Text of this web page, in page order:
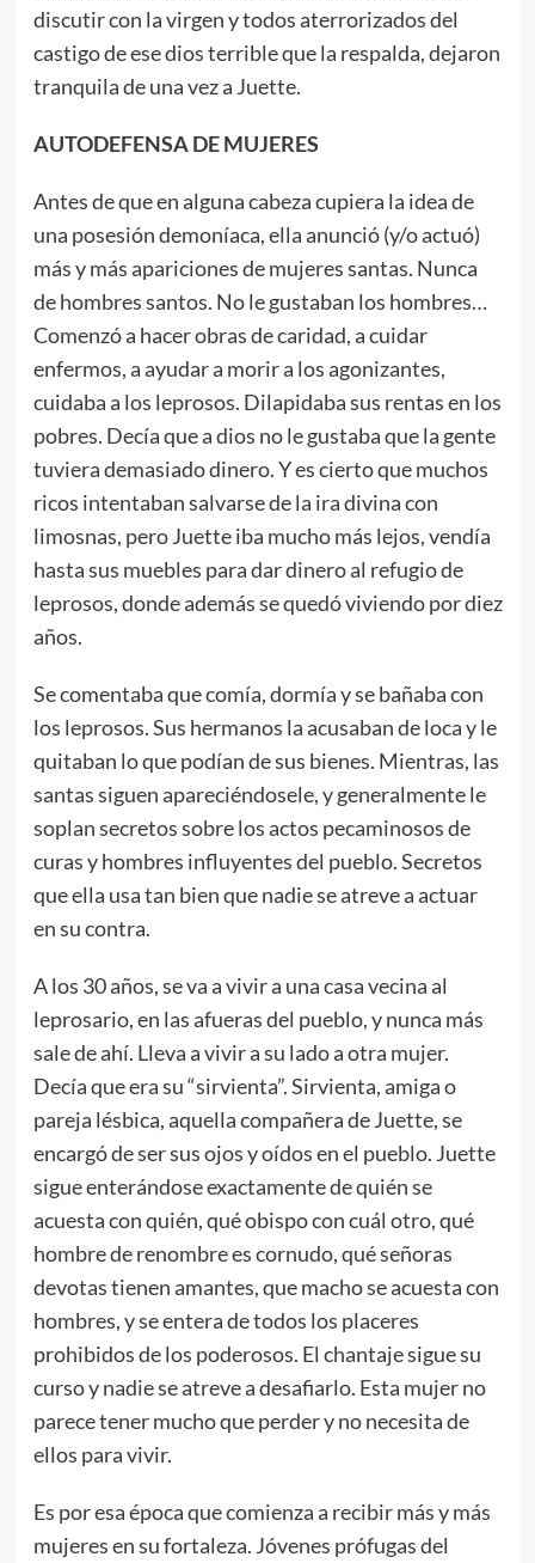
discutir con la virgen y todos aterrorizados del
castigo de ese dios terrible que la respalda, dejaron
tranquila de una vez a Juette.
AUTODEFENSA DE MUJERES
Antes de que en alguna cabeza cupiera la idea de
una posesión demoníaca, ella anunció (y/o actuó)
más y más apariciones de mujeres santas. Nunca
de hombres santos. No le gustaban los hombres…
Comenzó a hacer obras de caridad, a cuidar
enfermos, a ayudar a morir a los agonizantes,
cuidaba a los leprosos. Dilapidaba sus rentas en los
pobres. Decía que a dios no le gustaba que la gente
tuviera demasiado dinero. Y es cierto que muchos
ricos intentaban salvarse de la ira divina con
limosnas, pero Juette iba mucho más lejos, vendía
hasta sus muebles para dar dinero al refugio de
leprosos, donde además se quedó viviendo por diez
años.
Se comentaba que comía, dormía y se bañaba con
los leprosos. Sus hermanos la acusaban de loca y le
quitaban lo que podían de sus bienes. Mientras, las
santas siguen apareciéndosele, y generalmente le
soplan secretos sobre los actos pecaminosos de
curas y hombres influyentes del pueblo. Secretos
que ella usa tan bien que nadie se atreve a actuar
en su contra.
A los 30 años, se va a vivir a una casa vecina al
leprosario, en las afueras del pueblo, y nunca más
sale de ahí. Lleva a vivir a su lado a otra mujer.
Decía que era su “sirvienta”. Sirvienta, amiga o
pareja lésbica, aquella compañera de Juette, se
encargó de ser sus ojos y oídos en el pueblo. Juette
sigue enterándose exactamente de quién se
acuesta con quién, qué obispo con cuál otro, qué
hombre de renombre es cornudo, qué señoras
devotas tienen amantes, que macho se acuesta con
hombres, y se entera de todos los placeres
prohibidos de los poderosos. El chantaje sigue su
curso y nadie se atreve a desafiarlo. Esta mujer no
parece tener mucho que perder y no necesita de
ellos para vivir.
Es por esa época que comienza a recibir más y más
mujeres en su fortaleza. Jóvenes prófugas del